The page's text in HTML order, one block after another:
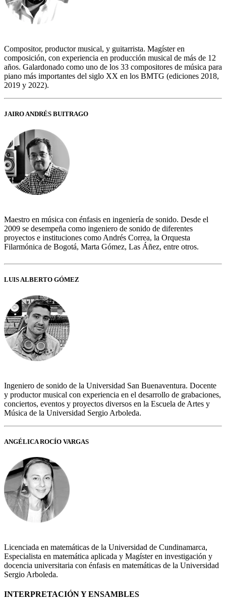
Compositor, productor musical, y guitarrista. Magíster en
composición, con experiencia en producción musical de más de 12
años. Galardonado como uno de los 33 compositores de música para
piano más importantes del siglo XX en los BMTG (ediciones 2018,
2019 y 2022).
JAIRO ANDRÉS BUITRAGO
Maestro en música con énfasis en ingeniería de sonido. Desde el
2009 se desempeña como ingeniero de sonido de diferentes
proyectos e instituciones como Andrés Correa, la Orquesta
Filarmónica de Bogotá, Marta Gómez, Las Áñez, entre otros.
LUIS ALBERTO GÓMEZ
Ingeniero de sonido de la Universidad San Buenaventura. Docente
y productor musical con experiencia en el desarrollo de grabaciones,
conciertos, eventos y proyectos diversos en la Escuela de Artes y
Música de la Universidad Sergio Arboleda.
ANGÉLICA ROCÍO VARGAS
Licenciada en matemáticas de la Universidad de Cundinamarca,
Especialista en matemática aplicada y Magíster en investigación y
docencia universitaria con énfasis en matemáticas de la Universidad
Sergio Arboleda.
INTERPRETACIÓN Y ENSAMBLES